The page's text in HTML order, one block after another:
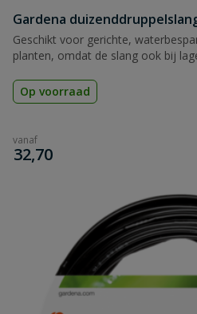
Gardena
Geschikt voor gerichte,
planten, omdat de slang ook bij
Op voorraad
vanaf
€
32,70